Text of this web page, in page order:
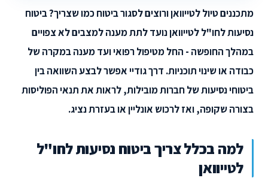
מתכננים טיול לטייוואן ורוצים לסגור ביטוח כמו שצריך? ביטוח
נסיעות לחו"ל לטייוואן נועד לתת מענה למצבים לא צפויים
במהלך החופשה - החל מטיפול רפואי ועד מענה במקרה של
כבודה או שינוי תוכניות. דרך גודיי אפשר לבצע השוואה בין
ביטוחי נסיעות של חברות מובילות, לראות את תנאי הפוליסות
בצורה שקופה, ואז לרכוש אונליין או בעזרת נציג.
למה בכלל צריך ביטוח נסיעות לחו"ל
לטייוואן